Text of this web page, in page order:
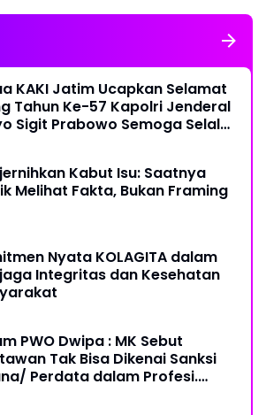
KAKI Jatim Ucapkan Selamat
Tahun Ke-57 Kapolri Jenderal
Sigit Prabowo Semoga Selalu
Kabut Isu: Saatnya
Melihat Fakta, Bukan Framing
Nyata KOLAGITA dalam
Integritas dan Kesehatan
PWO Dwipa : MK Sebut
Tak Bisa Dikenai Sanksi
Perdata dalam Profesi.